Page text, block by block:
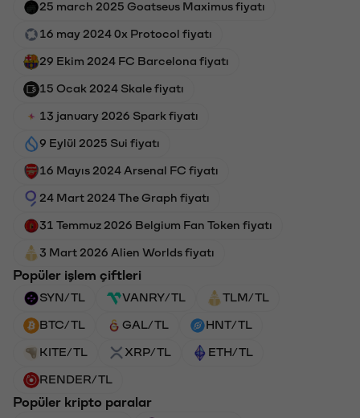
25 march 2025 Goatseus Maximus fiyatı
16 may 2024 0x Protocol fiyatı
29 Ekim 2024 FC Barcelona fiyatı
15 Ocak 2024 Skale fiyatı
13 january 2026 Spark fiyatı
9 Eylül 2025 Sui fiyatı
16 Mayıs 2024 Arsenal FC fiyatı
24 Mart 2024 The Graph fiyatı
31 Temmuz 2026 Belgium Fan Token fiyatı
3 Mart 2026 Alien Worlds fiyatı
Popüler işlem çiftleri
SYN/TL VANRY/TL TLM/TL
BTC/TL GAL/TL HNT/TL
KITE/TL XRP/TL ETH/TL
RENDER/TL
Popüler kripto paralar